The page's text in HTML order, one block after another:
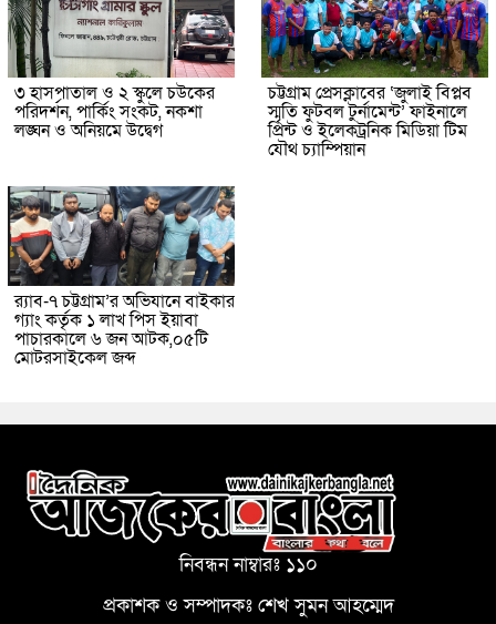
৩ হাসপাতাল ও ২ স্কুলে চউকের
পরিদর্শন, পার্কিং সংকট, নকশা
লঙ্ঘন ও অনিয়মে উদ্বেগ
চট্টগ্রাম প্রেসক্লাবের ‘জুলাই বিপ্লব
স্মৃতি ফুটবল টুর্নামেন্ট’ ফাইনালে
প্রিন্ট ও ইলেকট্রনিক মিডিয়া টিম
যৌথ চ্যাম্পিয়ান
র‌্যাব-৭ চট্টগ্রাম’র অভিযানে বাইকার
গ্যাং কর্তৃক ১ লাখ পিস ইয়াবা
পাচারকালে ৬ জন আটক,০৫টি
মোটরসাইকেল জব্দ
নিবন্ধন নাম্বারঃ ১১০
প্রকাশক ও সম্পাদকঃ শেখ সুমন আহম্মেদ